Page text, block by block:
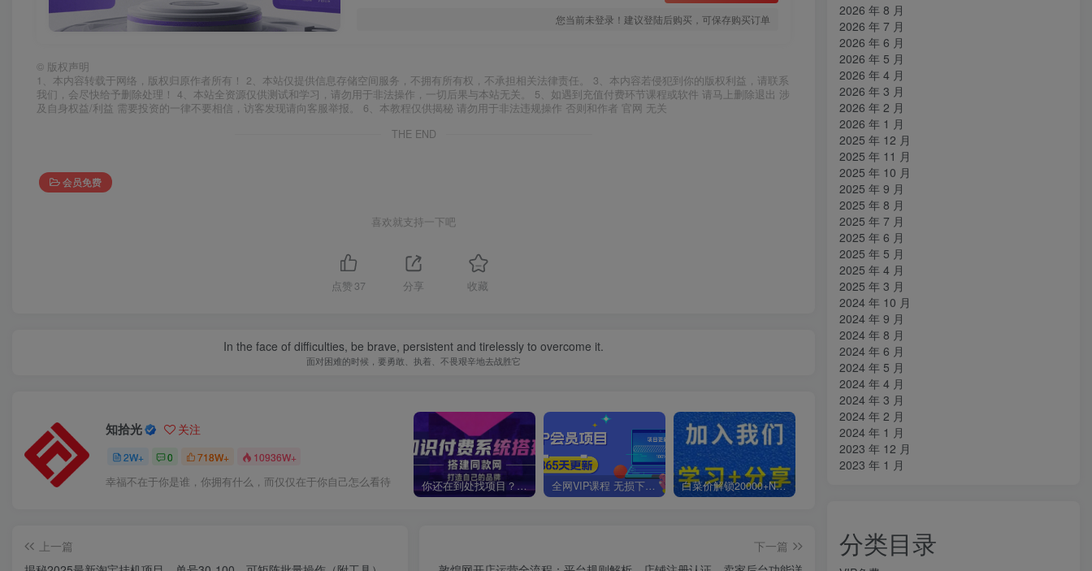
您当前未登录！建议登陆后购买，可保存购买订单
© 版权声明
1、本内容转载于网络，版权归原作者所有！ 2、本站仅提供信息存储空间服务，不拥有所有权，不承担相关法律责任。 3、本内容若侵犯到你的版权利益，请联系
我们，会尽快给予删除处理！ 4、本站全资源仅供测试和学习，请勿用于非法操作，一切后果与本站无关。 5、如遇到充值付费环节课程或软件 请马上删除退出 涉
及自身权益/利益 需要投资的一律不要相信，访客发现请向客服举报。 6、本教程仅供揭秘 请勿用于非法违规操作 否则和作者 官网 无关
THE END
会员免费
喜欢就支持一下吧
点赞 37 分享 收藏
In the face of difficulties, be brave, persistent and tirelessly to overcome it.
面对困难的时候，要勇敢、执着、不畏艰辛地去战胜它
知拾光 关注
2W+ 0 718W+ 10936W+
幸福不在于你是谁，你拥有什么，而仅仅在于你自己怎么看待 你还在到处找项目？还在当韭菜？我靠卖项目一个月收入5万+，曾经我也是个失败者。 全网VIP课程 无损下载~ 白菜价解锁20000+N个赚钱机会，加入知拾光会员，全站资源免费学习。
上一篇
下一篇
2026 年 8 月
2026 年 7 月
2026 年 6 月
2026 年 5 月
2026 年 4 月
2026 年 3 月
2026 年 2 月
2026 年 1 月
2025 年 12 月
2025 年 11 月
2025 年 10 月
2025 年 9 月
2025 年 8 月
2025 年 7 月
2025 年 6 月
2025 年 5 月
2025 年 4 月
2025 年 3 月
2024 年 10 月
2024 年 9 月
2024 年 8 月
2024 年 6 月
2024 年 5 月
2024 年 4 月
2024 年 3 月
2024 年 2 月
2024 年 1 月
2023 年 12 月
2023 年 1 月
分类目录